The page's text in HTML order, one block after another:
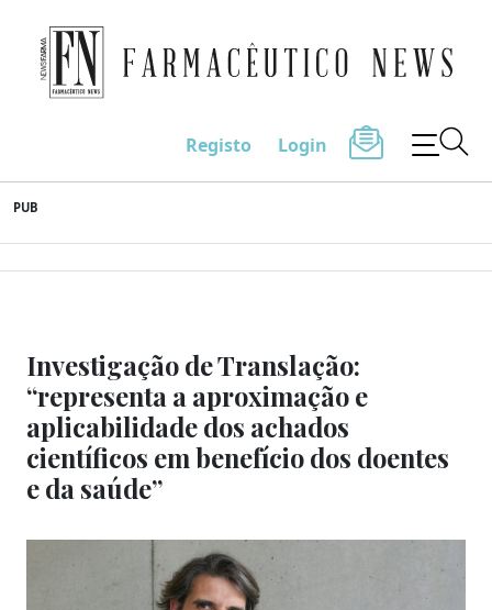
to
content
Farmacêutico News
Registo Login
PUB
Investigação de Translação:
“representa a aproximação e
aplicabilidade dos achados
científicos em benefício dos doentes
e da saúde”